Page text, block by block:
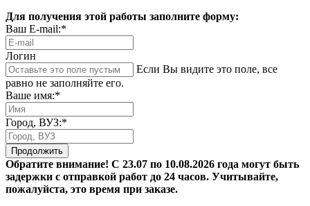
Для получения этой работы заполните форму:
Ваш E-mail:*
Логин
Если Вы видите это поле, все
равно не заполняйте его.
Ваше имя:*
Город, ВУЗ:*
Продолжить
Обратите внимание! С 23.07 по 10.08.2026 года могут быть
задержки с отправкой работ до 24 часов. Учитывайте,
пожалуйста, это время при заказе.